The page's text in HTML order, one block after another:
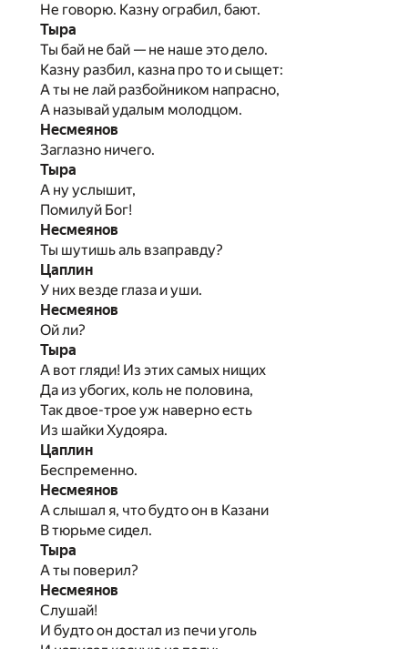
Не говорю. Казну ограбил, бают.
Тыра
Ты бай не бай — не наше это дело.
Казну разбил, казна про то и сыщет:
А ты не лай разбойником напрасно,
А называй удалым молодцом.
Несмеянов
Заглазно ничего.
Тыра
А ну услышит,
Помилуй Бог!
Несмеянов
Ты шутишь аль взаправду?
Цаплин
У них везде глаза и уши.
Несмеянов
Ой ли?
Тыра
А вот гляди! Из этих самых нищих
Да из убогих, коль не половина,
Так двое-трое уж наверно есть
Из шайки Худояра.
Цаплин
Беспременно.
Несмеянов
А слышал я, что будто он в Казани
В тюрьме сидел.
Тыра
А ты поверил?
Несмеянов
Слушай!
И будто он достал из печи уголь